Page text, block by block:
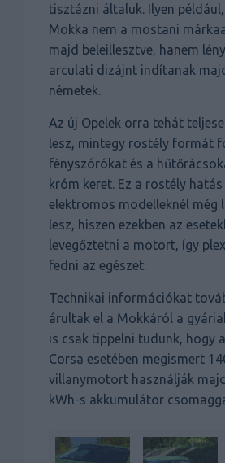
tisztázni általuk. Ilyen
Mokka nem a mostani
majd beleillesztve, hanem
arculati dizájnt indítanak
németek.
Az új Opelek orra tehát
lesz, mintegy rostély formát
fényszórókat és a
króm keret. Ez a rostély
elektromos modelleknél még
lesz, hiszen ezekben az
levegőztetni a motort, így
fedni az egészet.
Technikai információkat
árultak el a Mokkáról a
is csak tippelni tudunk, hogy
Corsa esetében megismert
villanymotort használják
kWh-s akkumulátor